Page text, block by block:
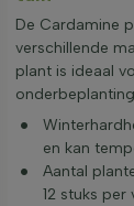
De Cardamine
verschillende
plant is ideaal
en kan
Aantal
12 stuks